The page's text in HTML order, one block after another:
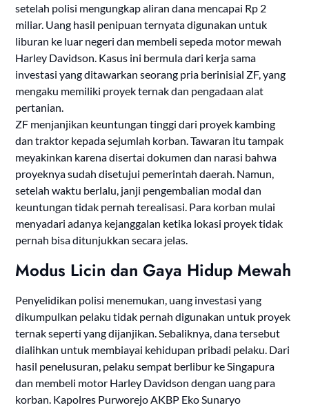
setelah polisi mengungkap aliran dana mencapai Rp 2
miliar. Uang hasil penipuan ternyata digunakan untuk
liburan ke luar negeri dan membeli sepeda motor mewah
Harley Davidson. Kasus ini bermula dari kerja sama
investasi yang ditawarkan seorang pria berinisial ZF, yang
mengaku memiliki proyek ternak dan pengadaan alat
pertanian.
ZF menjanjikan keuntungan tinggi dari proyek kambing
dan traktor kepada sejumlah korban. Tawaran itu tampak
meyakinkan karena disertai dokumen dan narasi bahwa
proyeknya sudah disetujui pemerintah daerah. Namun,
setelah waktu berlalu, janji pengembalian modal dan
keuntungan tidak pernah terealisasi. Para korban mulai
menyadari adanya kejanggalan ketika lokasi proyek tidak
pernah bisa ditunjukkan secara jelas.
Modus Licin dan Gaya Hidup Mewah
Penyelidikan polisi menemukan, uang investasi yang
dikumpulkan pelaku tidak pernah digunakan untuk proyek
ternak seperti yang dijanjikan. Sebaliknya, dana tersebut
dialihkan untuk membiayai kehidupan pribadi pelaku. Dari
hasil penelusuran, pelaku sempat berlibur ke Singapura
dan membeli motor Harley Davidson dengan uang para
korban. Kapolres Purworejo AKBP Eko Sunaryo